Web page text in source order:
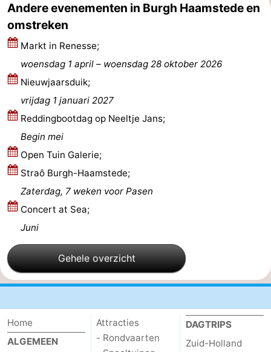
Golfbanen
Surfen
Vuurtoren
Eten
Zeehonden
Evenementen
Praktisch
Reisboekenwinkel
Route
-
Parkeren
Medische
adressen
Regio
Andere evenementen in Burgh Haamstede en
omstreken
Markt in Renesse;
woensdag 1 april – woensdag 28 oktober 2026
Nieuwjaarsduik;
vrijdag 1 januari 2027
Reddingbootdag op Neeltje Jans;
Begin mei
Open Tuin Galerie;
Straô Burgh-Haamstede;
Zaterdag, 7 weken voor Pasen
Concert at Sea;
Juni
Gehele overzicht
Home
ALGEMEEN
Attracties
- Rondvaarten
DAGTRIPS
Zuid-Holland